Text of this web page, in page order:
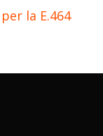
la E.464